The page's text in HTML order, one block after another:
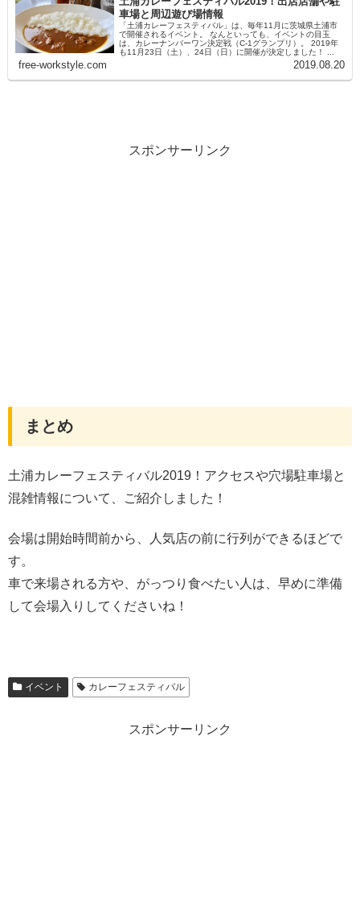
車場と周辺遊び場情報
「土浦カレーフェスティバル」は、毎年11月に茨城県土浦市
で開催されるイベント。 なんといっても、イベントの目玉
は、カレーナンバーワン決定戦（C-1グランプリ）。 2019年
も11月23日（土）、24日（日）に開催が決定しました！ ...
free-workstyle.com 2019.08.20
スポンサーリンク
まとめ
土浦カレーフェスティバル2019！アクセスや穴場駐車場と
混雑情報について、ご紹介しました！
会場は開始時間前から、人気店の前に行列ができるほどで
す。
車で来場される方や、がっつり食べたい人は、早めに準備
して会場入りしてくださいね！
イベント カレーフェスティバル
スポンサーリンク